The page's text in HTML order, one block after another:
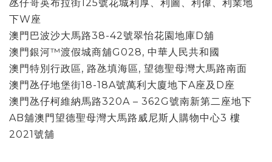
氹仔哥英布拉街125號花城利厚、利圖、利偉、利業地
下W座
澳門巴波沙大馬路38-42號翠怡花園地庫D舖
澳門銀河™渡假城商舖G028, 中華人民共和國
澳門特別行政區, 路氹填海區, 望德聖母灣大馬路南面
澳門氹仔地堡街18-18A號萬利大廈地下A座及D座
澳門氹仔柯維納馬路320A – 362G號南新第二座地下
AB舖澳門望德聖母灣大馬路威尼斯人購物中心3 樓
2021號舖